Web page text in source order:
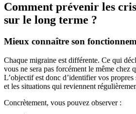
Comment prévenir les
sur le long terme ?
Mieux connaître son
Chaque migraine est différente. Ce qui
vous ne sera pas forcément le même chez
L’objectif est donc d’identifier vos
et les situations qui reviennent
Concrètement, vous pouvez observer :